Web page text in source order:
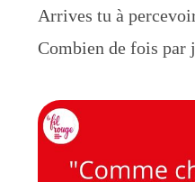
Arrives tu à
Combien de fois par